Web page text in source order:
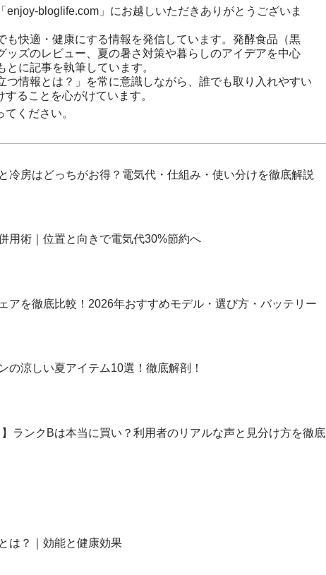
enjoy-bloglife.com」にお越しいただきありがとうございま
も快適・健康にする情報を発信しています。発酵食品（黒
ッズのレビュー、夏の暑さ対策や暮らしのアイデアを中心
に記事を執筆しています。
つ情報とは？」を常に意識しながら、誰でも取り入れやすい
ることを心がけています。
ください。
冷房はどっちがお得？電気代・仕組み・使い分けを徹底解説
用術｜位置と向きで電気代30%節約へ
アを徹底比較！2026年おすすめモデル・選び方・バッテリー
の涼しい夏アイテム10選！徹底解剖！
】ランクBは本当に買い？利用者のリアルな声と見分け方を徹底
は？｜効能と健康効果